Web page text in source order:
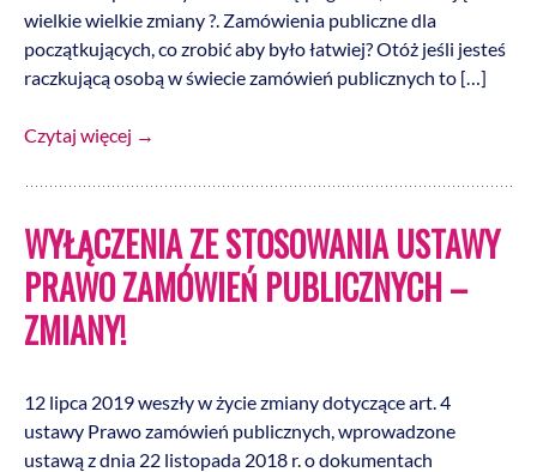
wielkie wielkie zmiany ?. Zamówienia publiczne dla
początkujących, co zrobić aby było łatwiej? Otóż jeśli jesteś
raczkującą osobą w świecie zamówień publicznych to […]
Czytaj więcej →
WYŁĄCZENIA ZE STOSOWANIA USTAWY
PRAWO ZAMÓWIEŃ PUBLICZNYCH –
ZMIANY!
12 lipca 2019 weszły w życie zmiany dotyczące art. 4
ustawy Prawo zamówień publicznych, wprowadzone
ustawą z dnia 22 listopada 2018 r. o dokumentach